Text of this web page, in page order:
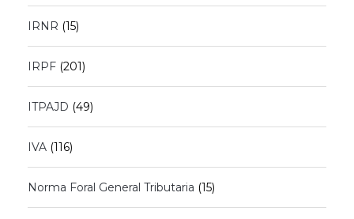
IRNR (15)
IRPF (201)
ITPAJD (49)
IVA (116)
Norma Foral General Tributaria (15)